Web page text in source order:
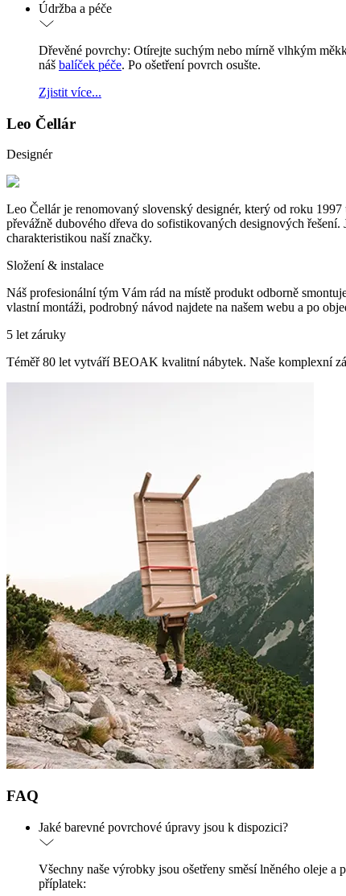
Údržba a péče
Dřevěné povrchy: Otírejte suchým nebo mírně vlhkým
náš balíček péče. Po ošetření povrch osušte.
Zjistit více...
Leo Čellár
Designér
Leo Čellár je renomovaný slovenský designér, který od roku
převážně dubového dřeva do sofistikovaných designových
charakteristikou naší značky.
Složení & instalace
Náš profesionální tým Vám rád na místě produkt odborně
vlastní montáži, podrobný návod najdete na našem webu a po
5 let záruky
Téměř 80 let vytváří BEOAK kvalitní nábytek. Naše komplexní
FAQ
Jaké barevné povrchové úpravy jsou k dispozici?
Všechny naše výrobky jsou ošetřeny směsí lněného oleje
příplatek: